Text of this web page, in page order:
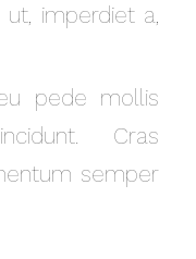
imperdiet a,
pede mollis
Cras
semper